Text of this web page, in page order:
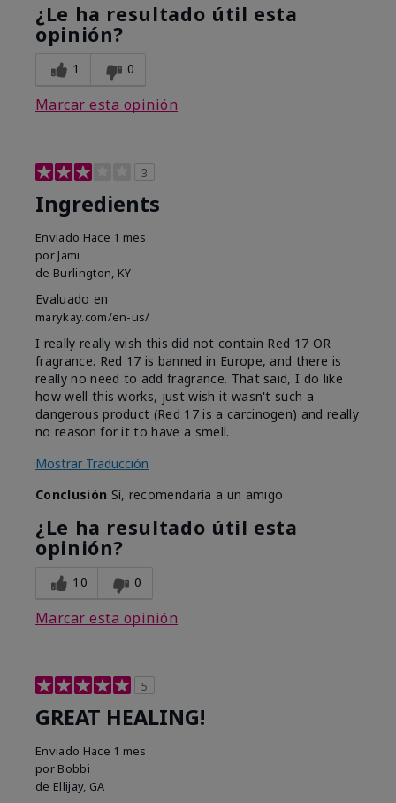
¿Le ha resultado útil esta
opinión?
1 0
Marcar esta opinión
3
Ingredients
Enviado Hace 1 mes
por Jami
de Burlington, KY
Evaluado en
marykay.com/en-us/
I really really wish this did not contain Red 17 OR
fragrance. Red 17 is banned in Europe, and there is
really no need to add fragrance. That said, I do like
how well this works, just wish it wasn't such a
dangerous product (Red 17 is a carcinogen) and really
no reason for it to have a smell.
Mostrar Traducción
Conclusión Sí, recomendaría a un amigo
¿Le ha resultado útil esta
opinión?
10 0
Marcar esta opinión
5
GREAT HEALING!
Enviado Hace 1 mes
por Bobbi
de Ellijay, GA